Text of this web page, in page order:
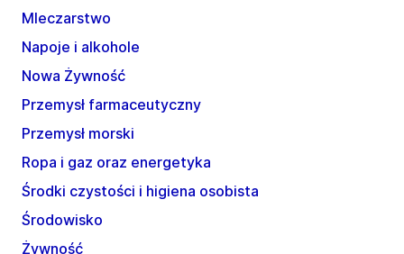
Mleczarstwo
Napoje i alkohole
Nowa Żywność
Przemysł farmaceutyczny
Przemysł morski
Ropa i gaz oraz energetyka
Środki czystości i higiena osobista
Środowisko
Żywność